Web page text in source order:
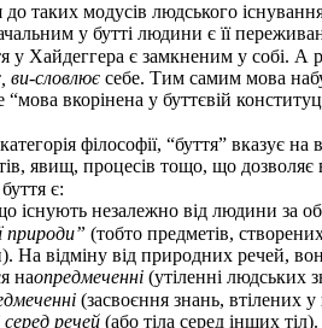
до таких модусів людського
у бутті людини є її
у Хайдеггера є замкненим у собі.
ви-словлює себе. Тим самим мова
вкорінена у буттєвій
філософії, “буття” вказує на
явищ, процесів тощо, що
буття є:
існують незалежно від людини за
природи” (тобто предметів,
На відміну від природних речей,
наопредмеченні (утіленні людських
(засвоєння знань, втілених
речей (або тіла серед інших